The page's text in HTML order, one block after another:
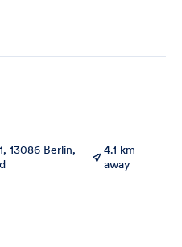
13086 Berlin,
4.1 km
away